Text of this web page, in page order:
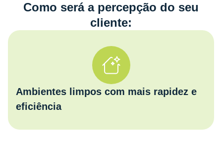
Como será a percepção do seu
cliente:
Ambientes limpos com mais rapidez e
eficiência